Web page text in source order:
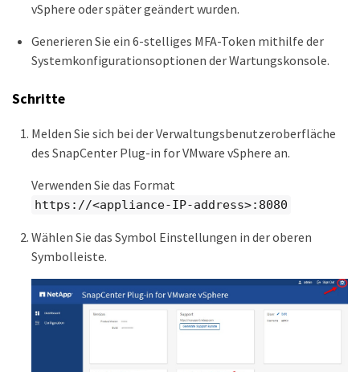
vSphere oder später geändert wurden.
Generieren Sie ein 6-stelliges MFA-Token mithilfe der
Systemkonfigurationsoptionen der Wartungskonsole.
Schritte
Melden Sie sich bei der Verwaltungsbenutzeroberfläche
des SnapCenter Plug-in for VMware vSphere an.
Verwenden Sie das Format
https://<appliance-IP-address>:8080
Wählen Sie das Symbol Einstellungen in der oberen
Symbolleiste.